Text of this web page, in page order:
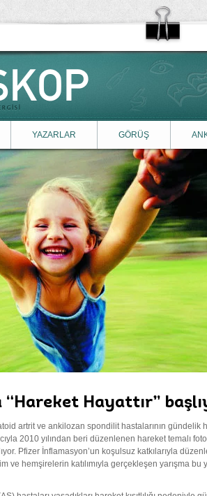
YAZARLAR GÖRÜŞ
“Hareket Hayattır”
artrit ve ankilozan spondilit hastalarının gündelik
2010 yılından beri düzenlenen hareket temalı
Pfizer İnflamasyon’un koşulsuz katkılarıyla
hemşirelerin katılımıyla gerçekleşen yarışma bu